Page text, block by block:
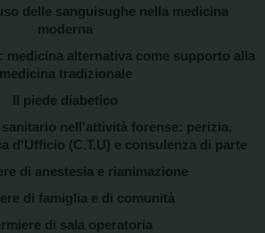
delle sanguisughe nella medicina
moderna
medicina alternativa come supporto alla
medicina tradizionale
Il piede diabetico
nell'attività forense: perizia,
d'Ufficio (C.T.U) e consulenza di parte
di anestesia e rianimazione
di famiglia e di comunità
di sala operatoria